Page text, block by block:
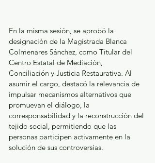
En la misma sesión, se aprobó la
designación de la Magistrada Blanca
Colmenares Sánchez, como Titular del
Centro Estatal de Mediación,
Conciliación y Justicia Restaurativa. Al
asumir el cargo, destacó la relevancia de
impulsar mecanismos alternativos que
promuevan el diálogo, la
corresponsabilidad y la reconstrucción del
tejido social, permitiendo que las
personas participen activamente en la
solución de sus controversias.